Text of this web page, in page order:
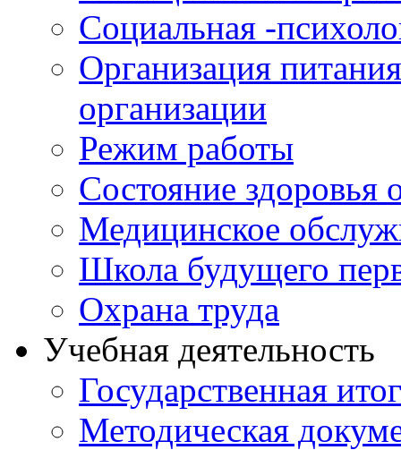
Социальная -
Организация
организации
Режим работы
Состояние
Медицинское
Школа будущего
Охрана труда
Учебная деятельность
Государственная
Методическая